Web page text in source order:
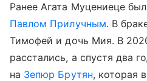
Ранее Агата Муцениеце
Павлом Прилучным. В
Тимофей и дочь Мия. В
расстались, а спустя два
на Зепюр Брутян, которая